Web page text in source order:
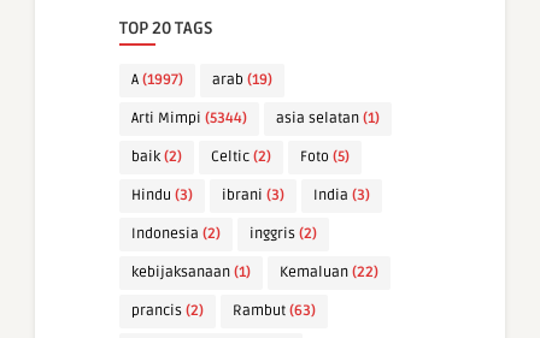
TOP 20 TAGS
A (1997) arab (19)
Arti Mimpi (5344) asia selatan (1)
baik (2) Celtic (2) Foto (5)
Hindu (3) ibrani (3) India (3)
Indonesia (2) inggris (2)
kebijaksanaan (1) Kemaluan (22)
prancis (2) Rambut (63)